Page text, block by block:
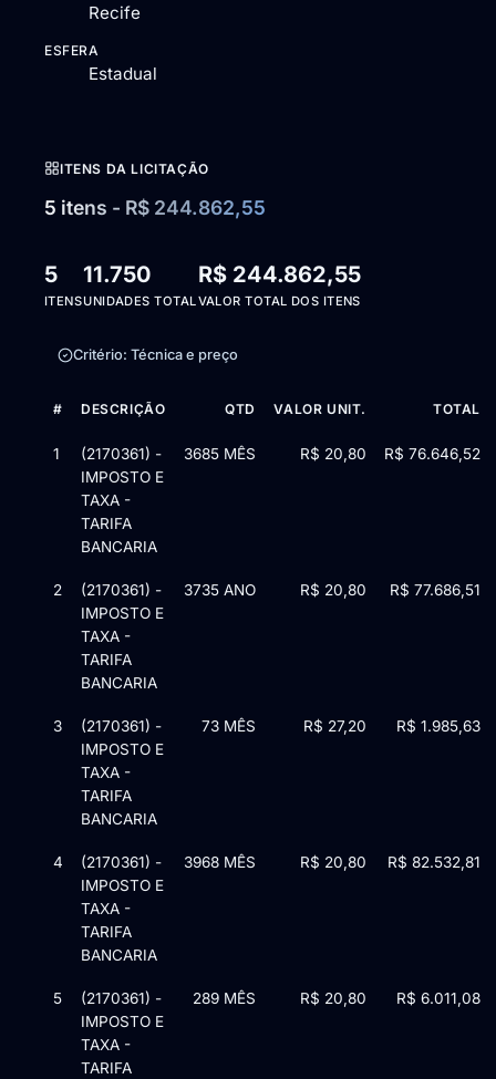
Recife
ESFERA
Estadual
ITENS DA LICITAÇÃO
5 itens - R$ 244.862,55
5
ITENS
11.750
UNIDADES TOTAL
R$ 244.862,55
VALOR TOTAL DOS ITENS
Critério: Técnica e preço
Itens da licitação Edital nº 1371/2024 — 5 itens
# DESCRIÇÃO QTD VALOR UNIT. TOTAL
1
(2170361) -
IMPOSTO E
TAXA -
TARIFA
BANCARIA
3685 MÊS R$ 20,80 R$ 76.646,52
2
(2170361) -
IMPOSTO E
TAXA -
TARIFA
BANCARIA
3735 ANO R$ 20,80 R$ 77.686,51
3
(2170361) -
IMPOSTO E
TAXA -
TARIFA
BANCARIA
73 MÊS R$ 27,20 R$ 1.985,63
4
(2170361) -
IMPOSTO E
TAXA -
TARIFA
BANCARIA
3968 MÊS R$ 20,80 R$ 82.532,81
5
(2170361) -
IMPOSTO E
TAXA -
TARIFA
289 MÊS R$ 20,80 R$ 6.011,08